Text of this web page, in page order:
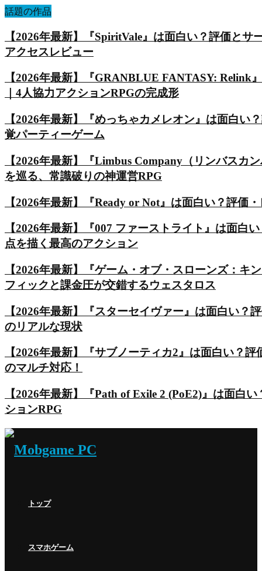
話題の作品
【2026年最新】『SpiritVale』は面白い？評価と
アクセスレビュー
【2026年最新】『GRANBLUE FANTASY: Relink
｜4人協力アクションRPGの完成形
【2026年最新】『めっちゃカメレオン』は面白
覚パーティーゲーム
【2026年最新】『Limbus Company（リンバスカ
を巡る、常識破りの神運営RPG
【2026年最新】『Ready or Not』は面白い？評価
【2026年最新】『007 ファーストライト』は面白
点を描く最高のアクション
【2026年最新】『ゲーム・オブ・スローンズ：
フィックと課金圧が交錯するウェスタロス
【2026年最新】『スターセイヴァー』は面白い
のリアルな現状
【2026年最新】『サブノーティカ2』は面白い？
のマルチ対応！
【2026年最新】『Path of Exile 2 (PoE2)』は面白
ションRPG
トップ
スマホゲーム